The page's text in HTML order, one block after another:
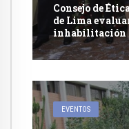
Consejo de
de Lima
inhabilitación
Nacional de
EVENTOS